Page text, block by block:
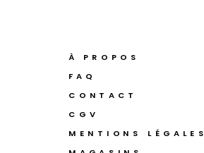
À PROPOS
FAQ
CONTACT
CGV
MENTIONS LÉGALES